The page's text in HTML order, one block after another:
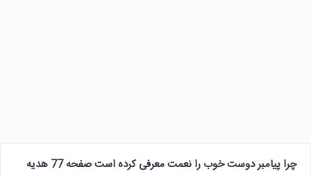
چرا پیامبر دوست خوب را نعمت معرفی کرده است صفحه 77 هدیه